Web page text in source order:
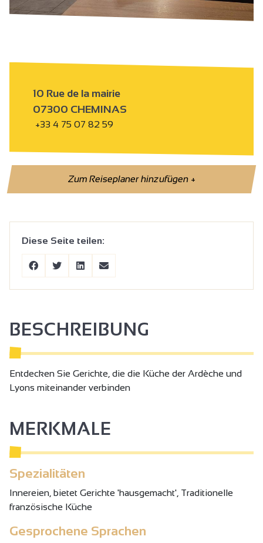
10 Rue de la mairie
07300 CHEMINAS
+33 4 75 07 82 59
Zum Reiseplaner hinzufügen+
Diese Seite teilen:
BESCHREIBUNG
Entdecken Sie Gerichte, die die Küche der Ardèche und
Lyons miteinander verbinden
MERKMALE
Spezialitäten
Innereien, bietet Gerichte 'hausgemacht', Traditionelle
französische Küche
Gesprochene Sprachen